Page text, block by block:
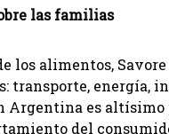
las familias
los alimentos,
transporte, energía,
Argentina es altísimo
del